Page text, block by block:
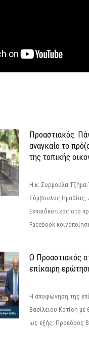
Προαστιακός:
αναγκαίο το
της τοπικής
Η κ. Συρμούλα
Σύμβουλος Ημαθίας,
Εκπαιδευτικός στο
Facebook
Ο Προαστιακός
επίκαιρη
Η αποφώνηση της
Βασίλειου Κοτίδη με
ως εξής: Πρόεδρος